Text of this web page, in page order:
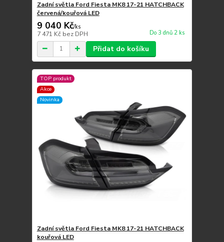
Zadní světla Ford Fiesta MK8 17-21 HATCHBACK
červená/kouřová LED
9 040 Kč/ks
7 471 Kč bez DPH Do 3 dnů 2 ks
Přidat do košíku
TOP produkt
Akce
Novinka
Zadní světla Ford Fiesta MK8 17-21 HATCHBACK
kouřová LED